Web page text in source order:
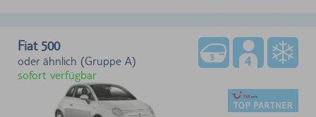
Fiat 500
oder ähnlich (Gruppe A)
sofort verfügbar